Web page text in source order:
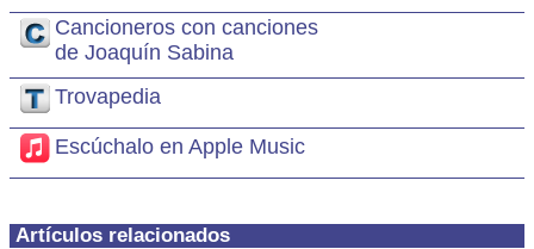
Cancioneros con canciones
de Joaquín Sabina
Trovapedia
Escúchalo en Apple Music
Artículos relacionados